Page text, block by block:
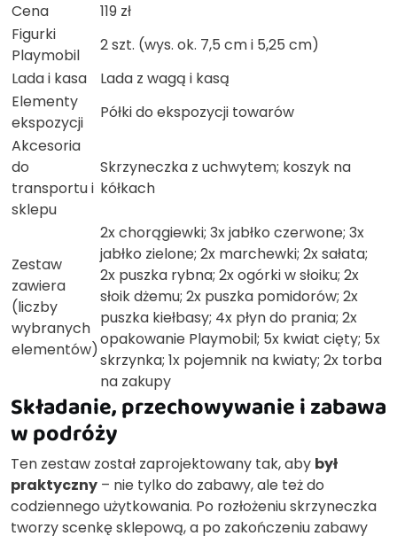
Cena
119 zł
Figurki
Playmobil
2 szt. (wys. ok. 7,5 cm i 5,25 cm)
Lada i kasa
Lada z wagą i kasą
Elementy
ekspozycji
Półki do ekspozycji towarów
Akcesoria
do
transportu i
sklepu
Skrzyneczka z uchwytem; koszyk na
kółkach
Zestaw
zawiera
(liczby
wybranych
elementów)
2x chorągiewki; 3x jabłko czerwone; 3x
jabłko zielone; 2x marchewki; 2x sałata;
2x puszka rybna; 2x ogórki w słoiku; 2x
słoik dżemu; 2x puszka pomidorów; 2x
puszka kiełbasy; 4x płyn do prania; 2x
opakowanie Playmobil; 5x kwiat cięty; 5x
skrzynka; 1x pojemnik na kwiaty; 2x torba
na zakupy
Składanie, przechowywanie i zabawa
w podróży
Ten zestaw został zaprojektowany tak, aby był
praktyczny – nie tylko do zabawy, ale też do
codziennego użytkowania. Po rozłożeniu skrzyneczka
tworzy scenkę sklepową, a po zakończeniu zabawy